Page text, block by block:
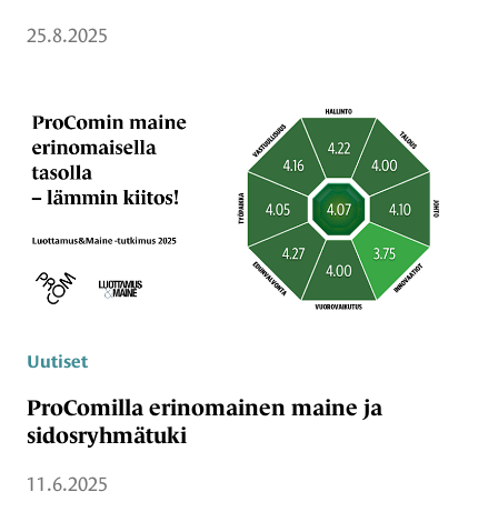
25.8.2025
Uutiset
ProComilla erinomainen maine ja
sidosryhmätuki
11.6.2025